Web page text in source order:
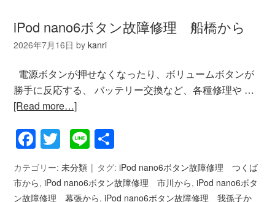
iPod nano6ボタン故障修理 船橋から
2026年7月16日 bykanri
電源ボタンが押せなくなったり、ボリュームボタンが
勝手に反応する、 バッテリー交換など、各種修理や …
[Read more…]
Facebook
Twitter
Line
有
カテゴリー:未分類 タグ:iPod nano6ボタン故障修理 つくば
市から,iPod nano6ボタン故障修理 市川から,iPod nano6ボタ
ン故障修理 幕張から,iPod nano6ボタン故障修理 我孫子か